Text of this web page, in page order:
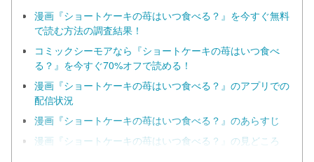
漫画『ショートケーキの苺はいつ食べる？』を今すぐ無料
で読む方法の調査結果！
コミックシーモアなら『ショートケーキの苺はいつ食べ
る？』を今すぐ70%オフで読める！
漫画『ショートケーキの苺はいつ食べる？』のアプリでの
配信状況
漫画『ショートケーキの苺はいつ食べる？』のあらすじ
漫画『ショートケーキの苺はいつ食べる？』の見どころ